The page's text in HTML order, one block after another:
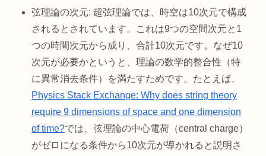
弦理論の次元: 超弦理論では、時空は10次元で構成
されるとされています。これは9つの空間次元と1
つの時間次元から成り、合計10次元です。なぜ10
次元が必要かというと、理論の数学的整合性（特
に異常消去条件）を満たすためです。たとえば、
Physics Stack Exchange: Why does string theory
require 9 dimensions of space and one dimension
of time?では、弦理論の中心電荷（central charge）
がゼロになる条件から10次元が導かれると説明さ